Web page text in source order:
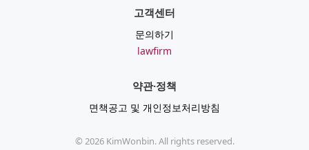
고객센터
문의하기
lawfirm
약관·정책
면책공고 및 개인정보처리방침
© 2026KimWonbin. All rights reserved.